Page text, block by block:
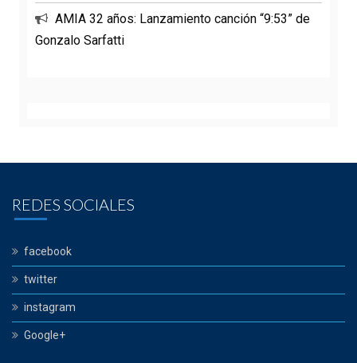
AMIA 32 años: Lanzamiento canción “9:53” de
Gonzalo Sarfatti
REDES SOCIALES
facebook
twitter
instagram
Google+